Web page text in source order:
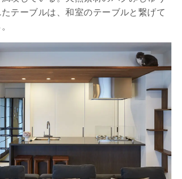
テーブルは、和室のテーブルと繋げて